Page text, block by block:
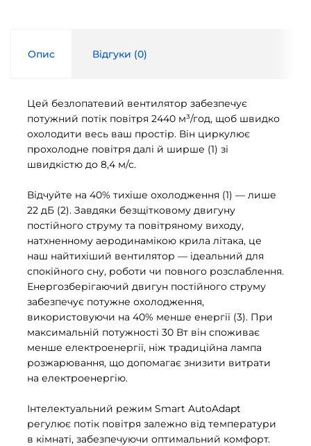
Опис Відгуки (0)
Цей безлопатевий вентилятор забезпечує
потужний потік повітря 2440 м³/год, щоб швидко
охолодити весь ваш простір. Він циркулює
прохолодне повітря далі й ширше (1) зі
швидкістю до 8,4 м/с.
Відчуйте на 40% тихіше охолодження (1) — лише
22 дБ (2). Завдяки безщітковому двигуну
постійного струму та повітряному виходу,
натхненному аеродинамікою крила літака, це
наш найтихіший вентилятор — ідеальний для
спокійного сну, роботи чи повного розслаблення.
Енергозберігаючий двигун постійного струму
забезпечує потужне охолодження,
використовуючи на 40% менше енергії (3). При
максимальній потужності 30 Вт він споживає
менше електроенергії, ніж традиційна лампа
розжарювання, що допомагає знизити витрати
на електроенергію.
Інтелектуальний режим Smart AutoAdapt
регулює потік повітря залежно від температури
в кімнаті, забезпечуючи оптимальний комфорт.